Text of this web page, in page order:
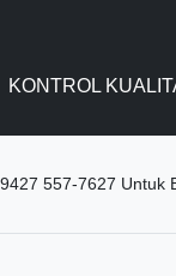
KONTROL
557-7627